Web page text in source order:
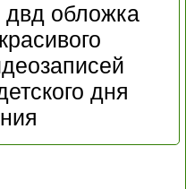
двд обложка
дня